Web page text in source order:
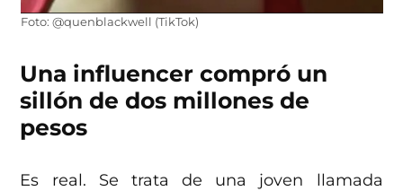
Foto: @quenblackwell (TikTok)
Una influencer compró un
sillón de dos millones de
pesos
Es real. Se trata de una joven llamada